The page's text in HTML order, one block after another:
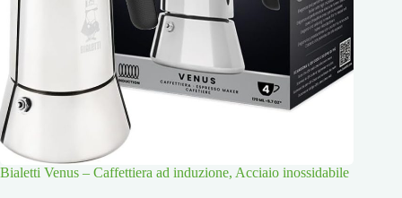
Bialetti Venus – Caffettiera ad induzione, Acciaio inossidabile